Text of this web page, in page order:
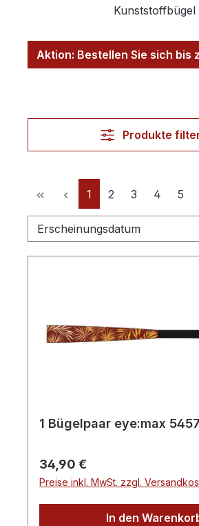
Kunststoffbügel
Aktion: Bestellen Sie sich bis
Produkte
Seite
1 Seite
2 Seite
3 Seite
4 Seite
5
1 Bügelpaar eye:max
Regulärer Preis:
34,90 €
Preise inkl. MwSt. zzgl.
In den